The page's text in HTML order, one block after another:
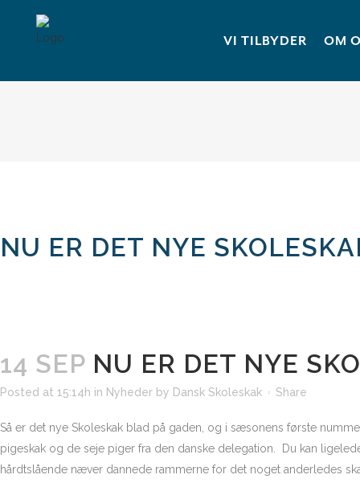
VI TILBYDER OM
NU ER DET NYE
14 SEP NU ER DET NYE
Posted at 15:14h in Nyheder by Dansk Skoleskak Share
Så er det nye Skoleskak blad på gaden, og i sæsonens første
pigeskak og de seje piger fra den danske delegation. Du kan
hårdtslående næver dannede rammerne for det noget anderledes